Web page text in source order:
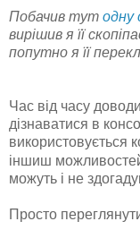
Побачив тут
вирішив я її
попутно я її
Час від часу
дізнаватися в
використовується
іншиш
можуть і не
Просто